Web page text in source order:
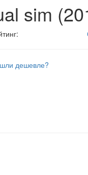
sim
дешевле?